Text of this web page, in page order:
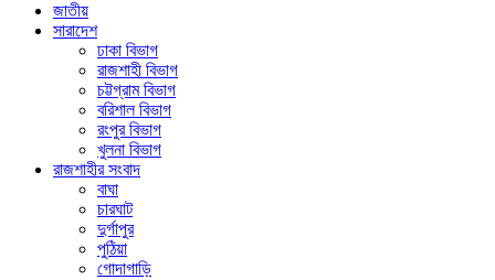
জাতীয়
সারাদেশ
ঢাকা বিভাগ
রাজশাহী বিভাগ
চট্টগ্রাম বিভাগ
বরিশাল বিভাগ
রংপুর বিভাগ
খুলনা বিভাগ
রাজশাহীর সংবাদ
বাঘা
চারঘাট
দুর্গাপুর
পুঠিয়া
গোদাগাড়ি